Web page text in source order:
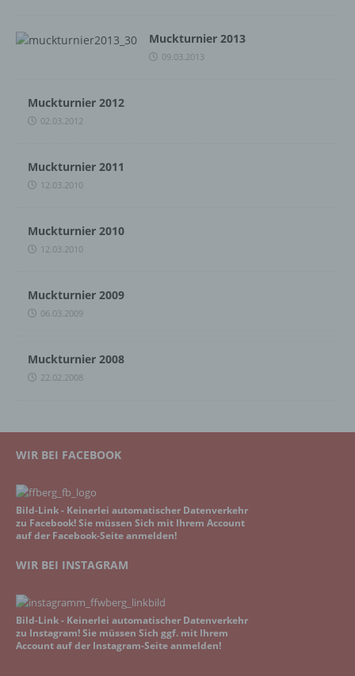
Muckturnier 2013
09.03.2013
Muckturnier 2012
02.03.2012
Muckturnier 2011
12.03.2010
Muckturnier 2010
12.03.2010
Muckturnier 2009
06.03.2009
Muckturnier 2008
22.02.2008
WIR BEI FACEBOOK
Bild-Link - Keinerlei automatischer Datenverkehr
zu Facebook! Sie müssen Sich mit Ihrem Account
auf der Facebook-Seite anmelden!
WIR BEI INSTAGRAM
Bild-Link - Keinerlei automatischer Datenverkehr
zu Instagram! Sie müssen Sich ggf. mit Ihrem
Account auf der Instagram-Seite anmelden!